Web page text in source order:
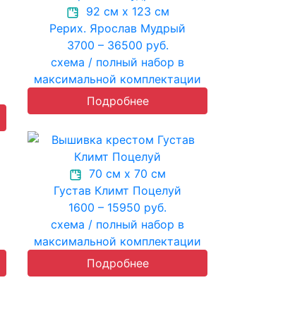
92 см х 123 см
Рерих. Ярослав Мудрый
3700 – 36500 руб.
схема / полный набор в
максимальной комплектации
Подробнее
70 см х 70 см
Густав Климт Поцелуй
1600 – 15950 руб.
схема / полный набор в
максимальной комплектации
Подробнее